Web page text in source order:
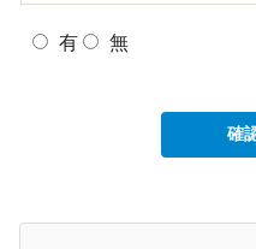
有 無